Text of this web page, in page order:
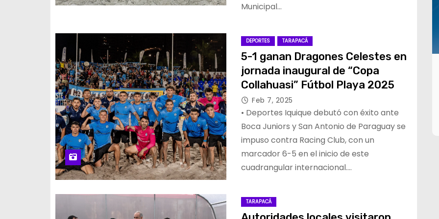
Municipal…
DEPORTES TARAPACÁ
5-1 ganan Dragones Celestes en
jornada inaugural de “Copa
Collahuasi” Fútbol Playa 2025
Feb 7, 2025
• Deportes Iquique debutó con éxito ante
Boca Juniors y San Antonio de Paraguay se
impuso contra Racing Club, con un
marcador 6-5 en el inicio de este
cuadrangular internacional.…
TARAPACÁ